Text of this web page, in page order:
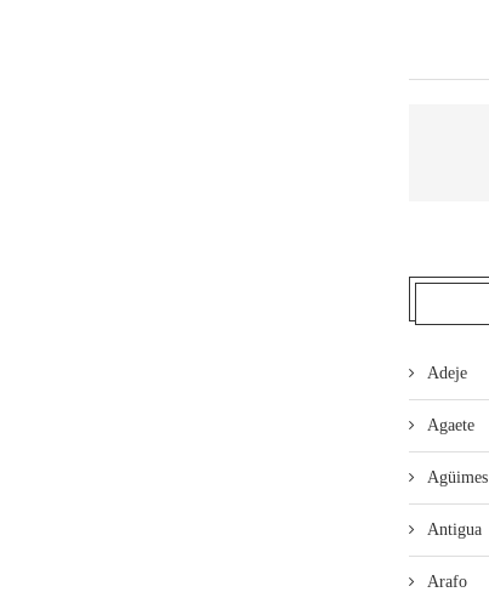
Adeje
Agaete
Agüimes
Antigua
Arafo